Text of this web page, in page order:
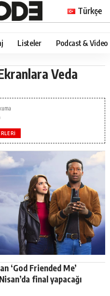
Türkçe
Listeler Podcast & Video
Veda
‘God Friended Me’
final yapacağı